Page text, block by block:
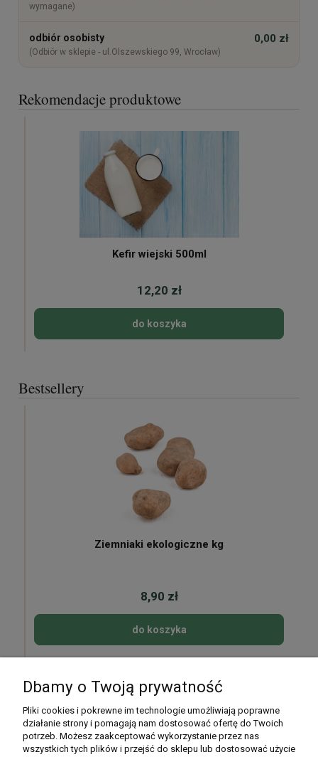
wymagane)
odbiór osobisty
(Odbiór w sklepie - ul.Olszewskiego 99, Wrocław)
0,00 zł
Rekomendacje produktowe
Kefir wiejski 500ml
12,20 zł
do koszyka
Bestsellery
Ziemniaki ekologiczne kg
8,90 zł
do koszyka
Moje konto
Dbamy o Twoją prywatność
Pliki cookies i pokrewne im technologie umożliwiają poprawne
działanie strony i pomagają nam dostosować ofertę do Twoich
potrzeb. Możesz zaakceptować wykorzystanie przez nas
wszystkich tych plików i przejść do sklepu lub dostosować użycie